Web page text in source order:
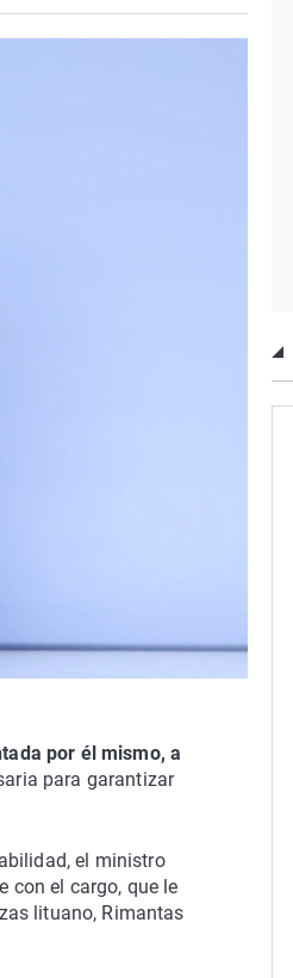
por él mismo, a
para garantizar
el ministro
con el cargo, que le
lituano, Rimantas